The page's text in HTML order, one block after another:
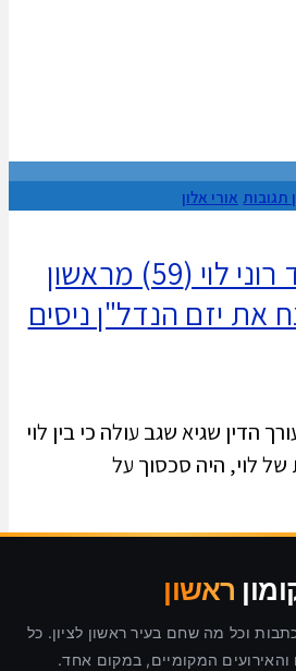
תגובות אורי אלון
כתב אישום כנגד רוני לוי (59) מראשון
את יזם הנדל"ן ניסים
הדין שגיא שגב עולה כי בין לוי
לוי, היה סכסוך על
ראשון
וכל מה שחם בעיר ראשון לציון. כל
והאירועים המקומיים, במקום אחד.